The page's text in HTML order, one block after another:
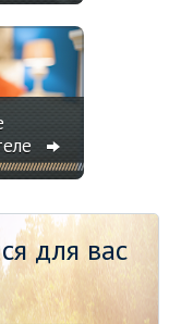
для вас